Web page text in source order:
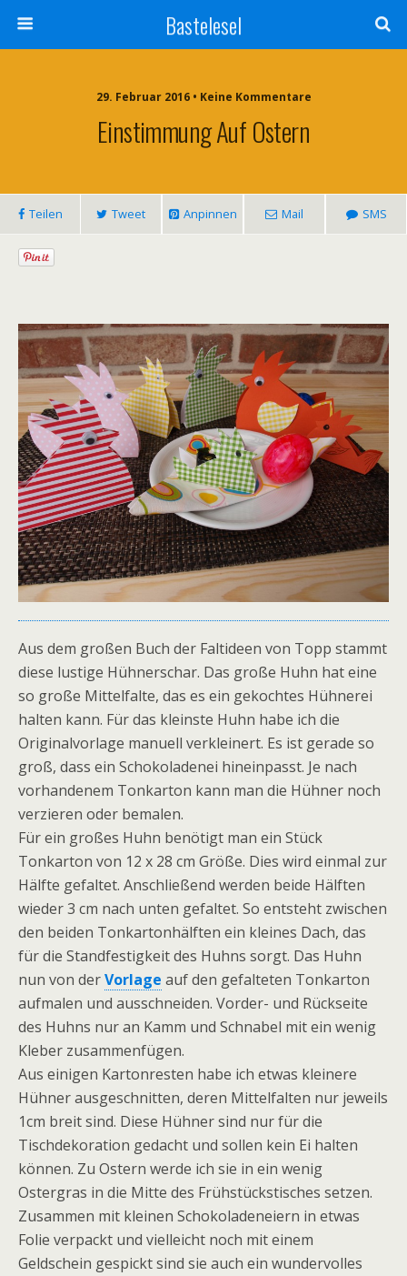
Bastelesel
29. Februar 2016 • Keine Kommentare
Einstimmung Auf Ostern
Teilen Tweet Anpinnen Mail SMS
Aus dem großen Buch der Faltideen von Topp stammt
diese lustige Hühnerschar. Das große Huhn hat eine
so große Mittelfalte, das es ein gekochtes Hühnerei
halten kann. Für das kleinste Huhn habe ich die
Originalvorlage manuell verkleinert. Es ist gerade so
groß, dass ein Schokoladenei hineinpasst. Je nach
vorhandenem Tonkarton kann man die Hühner noch
verzieren oder bemalen.
Für ein großes Huhn benötigt man ein Stück
Tonkarton von 12 x 28 cm Größe. Dies wird einmal zur
Hälfte gefaltet. Anschließend werden beide Hälften
wieder 3 cm nach unten gefaltet. So entsteht zwischen
den beiden Tonkartonhälften ein kleines Dach, das
für die Standfestigkeit des Huhns sorgt. Das Huhn
nun von derVorlage auf den gefalteten Tonkarton
aufmalen und ausschneiden. Vorder- und Rückseite
des Huhns nur an Kamm und Schnabel mit ein wenig
Kleber zusammenfügen.
Aus einigen Kartonresten habe ich etwas kleinere
Hühner ausgeschnitten, deren Mittelfalten nur jeweils
1cm breit sind. Diese Hühner sind nur für die
Tischdekoration gedacht und sollen kein Ei halten
können. Zu Ostern werde ich sie in ein wenig
Ostergras in die Mitte des Frühstückstisches setzen.
Zusammen mit kleinen Schokoladeneiern in etwas
Folie verpackt und vielleicht noch mit einem
Geldschein gespickt sind sie auch ein wundervolles